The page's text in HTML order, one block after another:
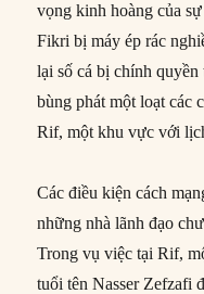
vọng kinh hoàng của
Fikri bị máy ép rác
lại số cá bị chính
bùng phát một loạt các
Rif, một khu vực với
Các điều kiện cách
những nhà lãnh đạo
Trong vụ việc tại Rif,
tuổi tên Nasser Zefzafi